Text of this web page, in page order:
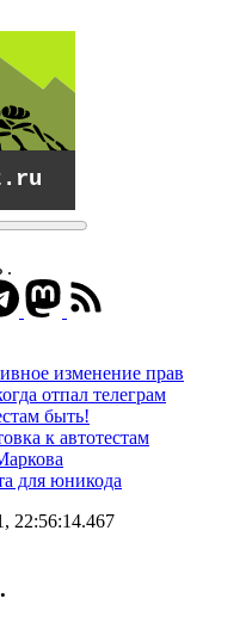
.
изменение прав
отпал телеграм
быть!
к автотестам
для юникода
22:56:14.467